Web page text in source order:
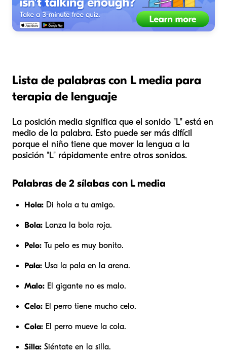
Lista de palabras con L media para
terapia de lenguaje
La posición media significa que el sonido "L" está en
medio de la palabra. Esto puede ser más difícil
porque el niño tiene que mover la lengua a la
posición "L" rápidamente entre otros sonidos.
Palabras de 2 sílabas con L media
Hola: Di hola a tu amigo.
Bola: Lanza la bola roja.
Pelo: Tu pelo es muy bonito.
Pala: Usa la pala en la arena.
Malo: El gigante no es malo.
Celo: El perro tiene mucho celo.
Cola: El perro mueve la cola.
Silla: Siéntate en la silla.